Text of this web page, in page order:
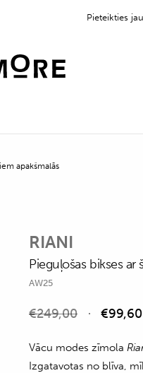
Pieteikties
apakšmalās
RIANI
Pieguļošas bikses ar
AW25
€249,00 €99,60
Vācu modes zīmola
Izgatavotas no blīva,